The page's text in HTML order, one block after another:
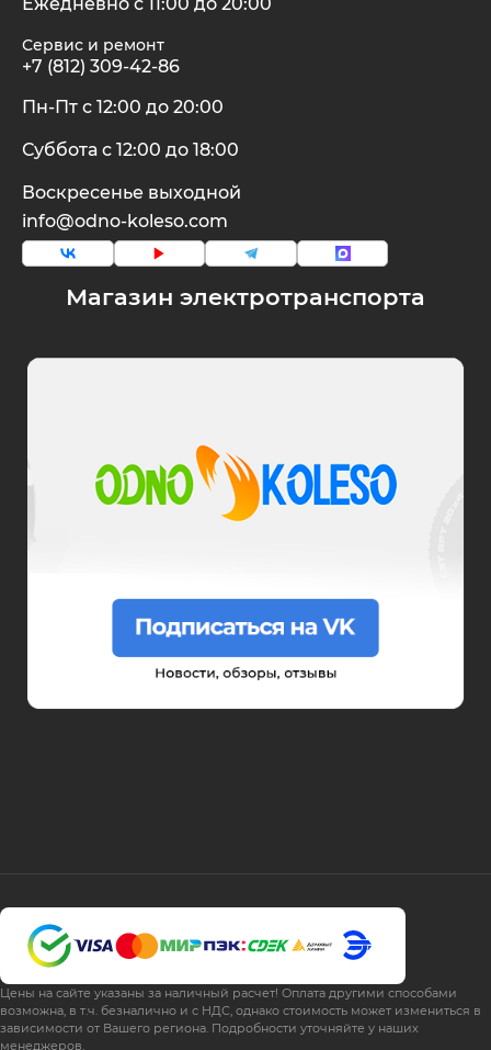
Магазин электротранспорта
Ежедневно с 11:00 до 20:00
Сервис и ремонт
+7 (812) 309-42-86
Пн-Пт с 12:00 до 20:00
Суббота с 12:00 до 18:00
Воскресенье выходной
info@odno-koleso.com
Цены на сайте указаны за наличный расчет! Оплата другими способами
возможна, в т.ч. безналично и с НДС, однако стоимость может измениться в
зависимости от Вашего региона. Подробности уточняйте у наших
менеджеров.